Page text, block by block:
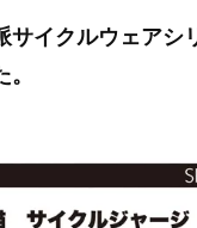
イクルウェアシ